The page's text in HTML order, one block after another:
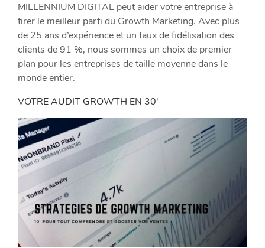
MILLENNIUM DIGITAL peut aider votre entreprise à
tirer le meilleur parti du Growth Marketing. Avec plus
de 25 ans d’expérience et un taux de fidélisation des
clients de 91 %, nous sommes un choix de premier
plan pour les entreprises de taille moyenne dans le
monde entier.
VOTRE AUDIT GROWTH EN 30′